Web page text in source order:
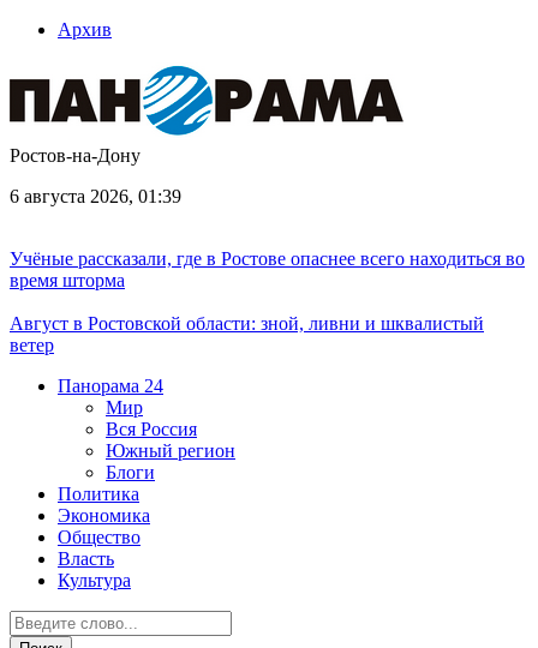
Архив
Ростов-на-Дону
6 августа 2026, 01:39
Учёные рассказали, где в Ростове опаснее всего находиться во
время шторма
Август в Ростовской области: зной, ливни и шквалистый
ветер
Панорама 24
Мир
Вся Россия
Южный регион
Блоги
Политика
Экономика
Общество
Власть
Культура